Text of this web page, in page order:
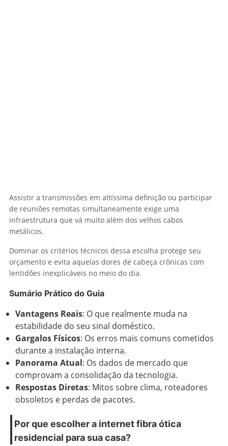
Assistir a transmissões em altíssima definição ou participar
de reuniões remotas simultaneamente exige uma
infraestrutura que vá muito além dos velhos cabos
metálicos.
Dominar os critérios técnicos dessa escolha protege seu
orçamento e evita aquelas dores de cabeça crônicas com
lentidões inexplicáveis no meio do dia.
Sumário Prático do Guia
Vantagens Reais: O que realmente muda na
estabilidade do seu sinal doméstico.
Gargalos Físicos: Os erros mais comuns cometidos
durante a instalação interna.
Panorama Atual: Os dados de mercado que
comprovam a consolidação da tecnologia.
Respostas Diretas: Mitos sobre clima, roteadores
obsoletos e perdas de pacotes.
Por que escolher a internet fibra ótica
residencial para sua casa?